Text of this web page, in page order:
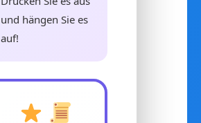
und hängen Sie es
auf!